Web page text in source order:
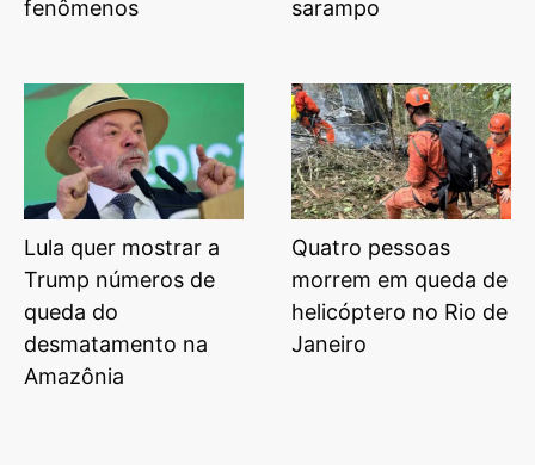
fenômenos
sarampo
Lula quer mostrar a
Trump números de
queda do
desmatamento na
Amazônia
Quatro pessoas
morrem em queda de
helicóptero no Rio de
Janeiro